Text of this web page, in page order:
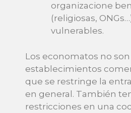
organizacione
(religiosas,
vulnerables.
Los economatos no
establecimientos
que se restringe la
en general. También
restricciones en una